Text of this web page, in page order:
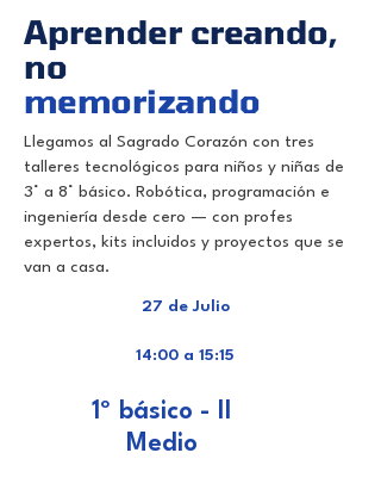
Aprender creando,
no
memorizando
Llegamos al Sagrado Corazón con tres
talleres tecnológicos para niños y niñas de
3° a 8° básico. Robótica, programación e
ingeniería desde cero — con profes
expertos, kits incluidos y proyectos que se
van a casa.
27 de Julio
14:00 a 15:15
1º básico - II
Medio